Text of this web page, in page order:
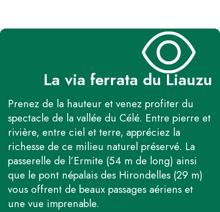
La via ferrata du Liauzu
Prenez de la hauteur et venez profiter du
spectacle de la vallée du Célé. Entre pierre et
rivière, entre ciel et terre, appréciez la
richesse de ce milieu naturel préservé. La
passerelle de l’Ermite (54 m de long) ainsi
que le pont népalais des Hirondelles (29 m)
vous offrent de beaux passages aériens et
une vue imprenable.